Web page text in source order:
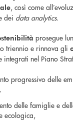
, così come
dei data analytics.
prosegue
triennio e rinnova gli
integrati nel Piano
progressivo delle
delle famiglie e
ecologica,